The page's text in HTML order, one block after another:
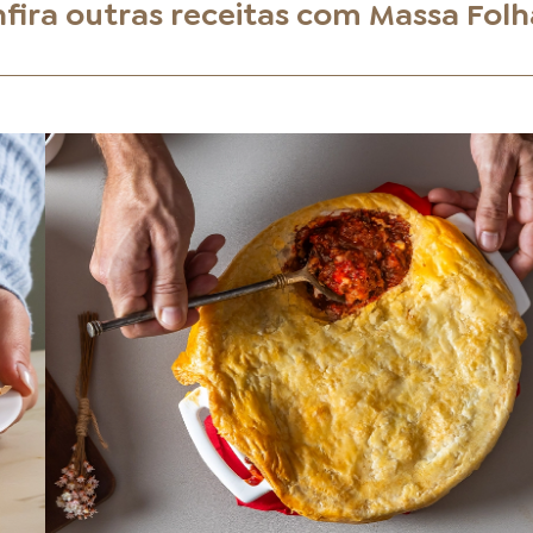
outras receitas com Massa